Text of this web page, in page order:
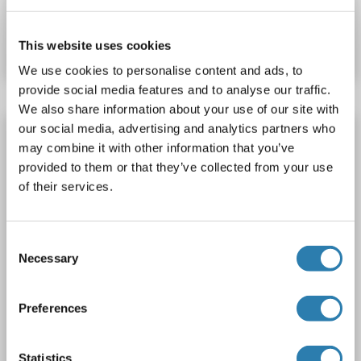
This website uses cookies
We use cookies to personalise content and ads, to
provide social media features and to analyse our traffic.
We also share information about your use of our site with
our social media, advertising and analytics partners who
may combine it with other information that you’ve
provided to them or that they’ve collected from your use
of their services.
Selection
Necessary
Preferences
Statistics
N° du produit ABIN652426
Fiche technique
Recombinant PIK3CB anticorps
PIK3CB
Monoclonal
5A9
2 images